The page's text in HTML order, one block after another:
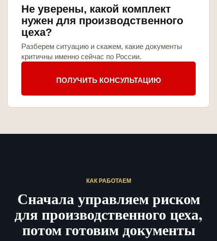
Не уверены, какой комплект
нужен для производственного
цеха?
Разберем ситуацию и скажем, какие документы
критичны именно сейчас по России.
ПОЛУЧИТЬ КОНСУЛЬТАЦИЮ
КАК РАБОТАЕМ
Сначала управляем риском
для производственного цеха,
потом готовим документы